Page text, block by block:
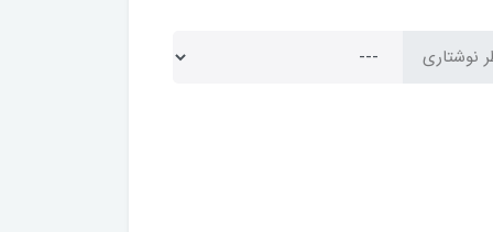
نوشتاری